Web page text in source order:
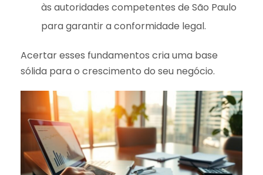
às autoridades competentes de São Paulo
para garantir a conformidade legal.
Acertar esses fundamentos cria uma base
sólida para o crescimento do seu negócio.